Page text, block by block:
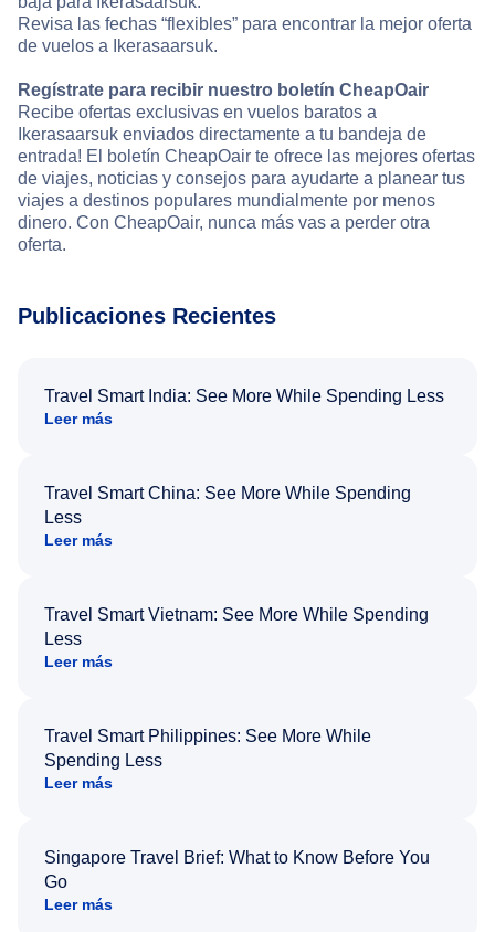
Revisa las fechas “flexibles” para encontrar la mejor oferta
de vuelos a Ikerasaarsuk.
Regístrate para recibir nuestro boletín CheapOair
Recibe ofertas exclusivas en vuelos baratos a
Ikerasaarsuk enviados directamente a tu bandeja de
entrada! El boletín CheapOair te ofrece las mejores ofertas
de viajes, noticias y consejos para ayudarte a planear tus
viajes a destinos populares mundialmente por menos
dinero. Con CheapOair, nunca más vas a perder otra
oferta.
Publicaciones Recientes
Travel Smart India: See More While Spending Less
Leer más
Travel Smart China: See More While Spending
Less
Leer más
Travel Smart Vietnam: See More While Spending
Less
Leer más
Travel Smart Philippines: See More While
Spending Less
Leer más
Singapore Travel Brief: What to Know Before You
Go
Leer más